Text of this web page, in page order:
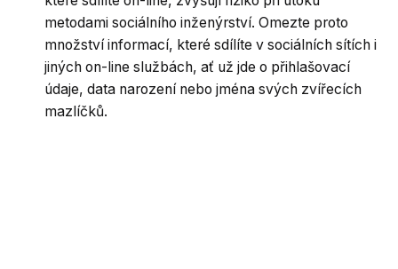
metodami sociálního inženýrství. Omezte proto
množství informací, které sdílíte v sociálních sítích i
jiných on-line službách, ať už jde o přihlašovací
údaje, data narození nebo jména svých zvířecích
mazlíčků.